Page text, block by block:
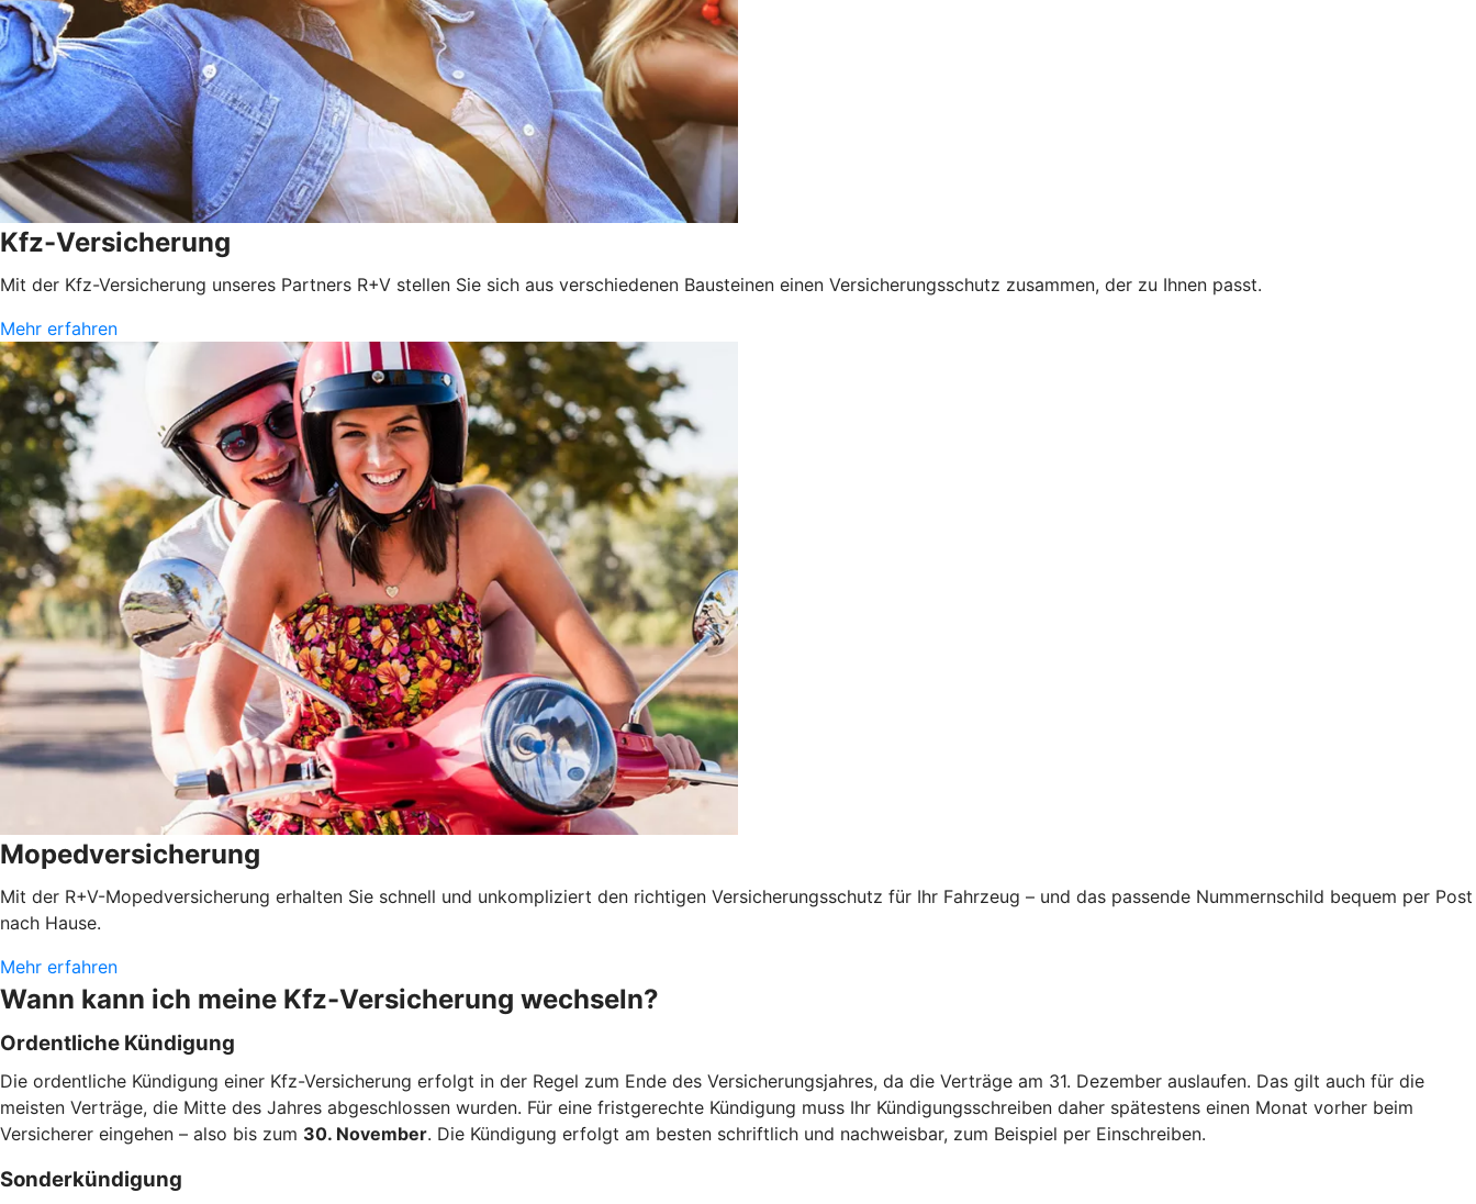
Kfz-Versicherung
Mit der Kfz-Versicherung unseres Partners R+V stellen Sie sich aus verschiedenen Bausteinen einen Versicherungsschutz zusammen, der zu Ihnen passt.
Mehr erfahren
Mopedversicherung
Mit der R+V-Mopedversicherung erhalten Sie schnell und unkompliziert den richtigen Versicherungsschutz für Ihr Fahrzeug – und das passende Nummernschild bequem per Post
nach Hause.
Mehr erfahren
Wann kann ich meine Kfz-Versicherung wechseln?
Ordentliche Kündigung
Die ordentliche Kündigung einer Kfz-Versicherung erfolgt in der Regel zum Ende des Versicherungsjahres, da die Verträge am 31. Dezember auslaufen. Das gilt auch für die
meisten Verträge, die Mitte des Jahres abgeschlossen wurden. Für eine fristgerechte Kündigung muss Ihr Kündigungsschreiben daher spätestens einen Monat vorher beim
Versicherer eingehen – also bis zum 30. November. Die Kündigung erfolgt am besten schriftlich und nachweisbar, zum Beispiel per Einschreiben.
Sonderkündigung